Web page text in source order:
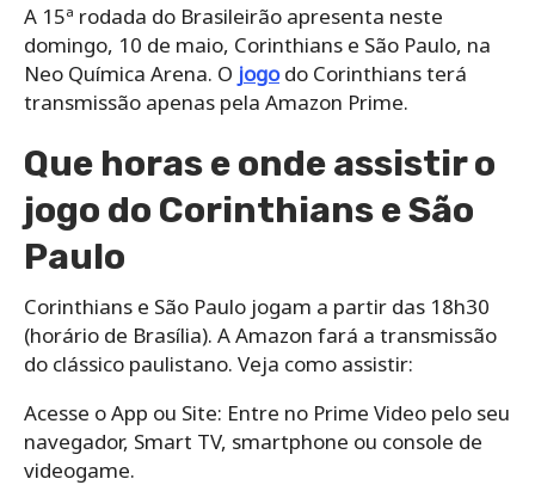
A 15ª rodada do Brasileirão apresenta neste
domingo, 10 de maio, Corinthians e São Paulo, na
Neo Química Arena. O jogodo Corinthians terá
transmissão apenas pela Amazon Prime.
Que horas e onde assistir o
jogo do Corinthians e São
Paulo
Corinthians e São Paulo jogam a partir das 18h30
(horário de Brasília). A Amazon fará a transmissão
do clássico paulistano. Veja como assistir:
Acesse o App ou Site: Entre no Prime Video pelo seu
navegador, Smart TV, smartphone ou console de
videogame.